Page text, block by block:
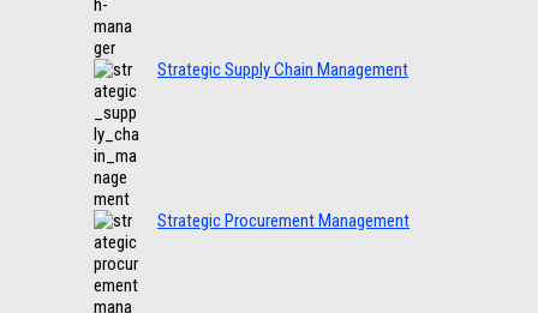
Strategic Supply Chain Management
Strategic Procurement Management